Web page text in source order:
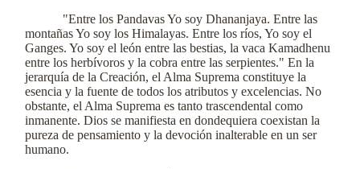
"Entre los Pandavas Yo soy Dhananjaya. Entre las
montañas Yo soy los Himalayas. Entre los ríos, Yo soy el
Ganges. Yo soy el león entre las bestias, la vaca Kamadhenu
entre los herbívoros y la cobra entre las serpientes." En la
jerarquía de la Creación, el Alma Suprema constituye la
esencia y la fuente de todos los atributos y excelencias. No
obstante, el Alma Suprema es tanto trascendental como
inmanente. Dios se manifiesta en dondequiera coexistan la
pureza de pensamiento y la devoción inalterable en un ser
humano.